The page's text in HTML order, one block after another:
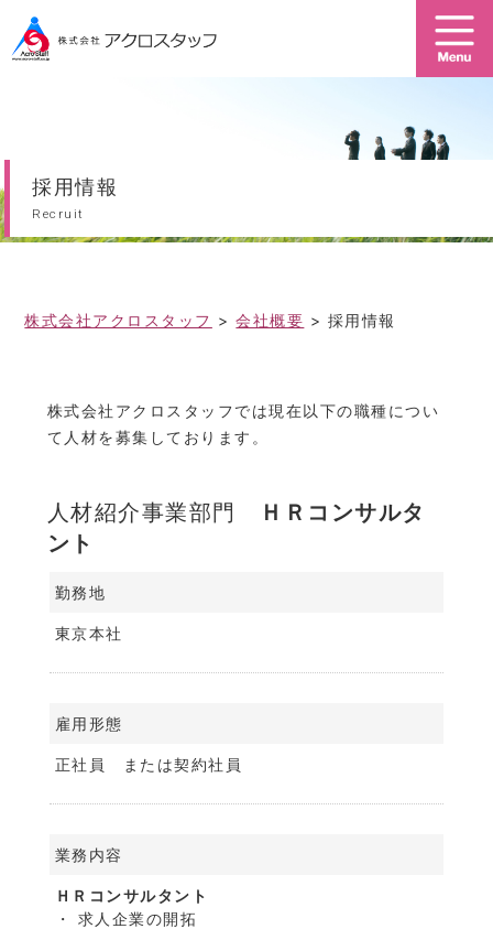
障がい者
会社概要 事業案内
採用情報
Recruit
株式会社アクロスタッフ >会社概要 > 採用情報
株式会社アクロスタッフでは現在以下の職種につい
て人材を募集しております。
人材紹介事業部門
ＨＲコンサルタ
ント
勤務地
東京本社
雇用形態
正社員 または契約社員
業務内容
ＨＲコンサルタント
・ 求人企業の開拓